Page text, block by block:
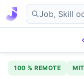
100 % REMOTE